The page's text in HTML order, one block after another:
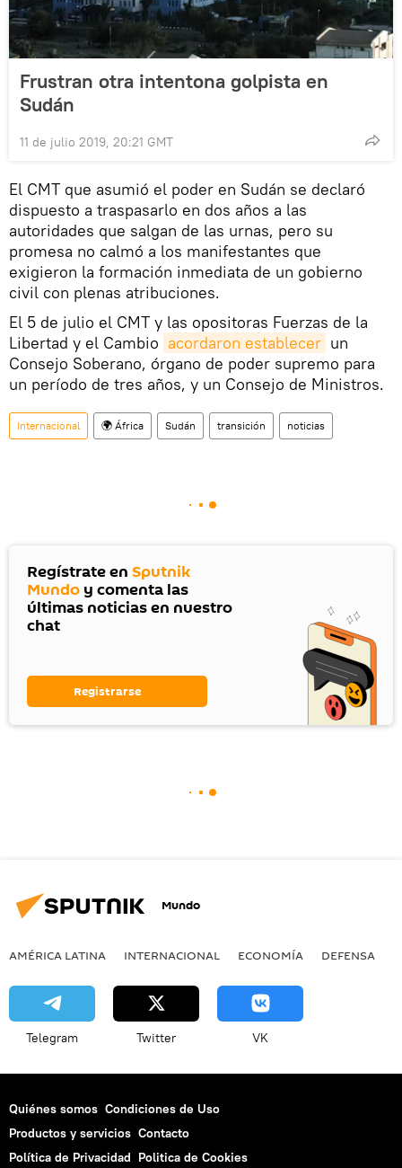
Frustran otra intentona golpista en
Sudán
11 de julio 2019, 20:21 GMT
El CMT que asumió el poder en Sudán se declaró
dispuesto a traspasarlo en dos años a las
autoridades que salgan de las urnas, pero su
promesa no calmó a los manifestantes que
exigieron la formación inmediata de un gobierno
civil con plenas atribuciones.
El 5 de julio el CMT y las opositoras Fuerzas de la
Libertad y el Cambio acordaron establecer un
Consejo Soberano, órgano de poder supremo para
un período de tres años, y un Consejo de Ministros.
Internacional 🌍 África Sudán transición noticias
Regístrate en Sputnik
Mundo y comenta las
últimas noticias en nuestro
chat
Registrarse
Mundo
AMÉRICA LATINA INTERNACIONAL ECONOMÍA DEFENSA
Telegram Twitter VK
Quiénes somos Condiciones de Uso
Productos y servicios Contacto
Política de Privacidad Politica de Cookies